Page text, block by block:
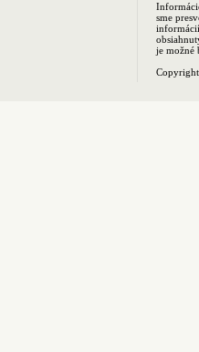
sme
je možné